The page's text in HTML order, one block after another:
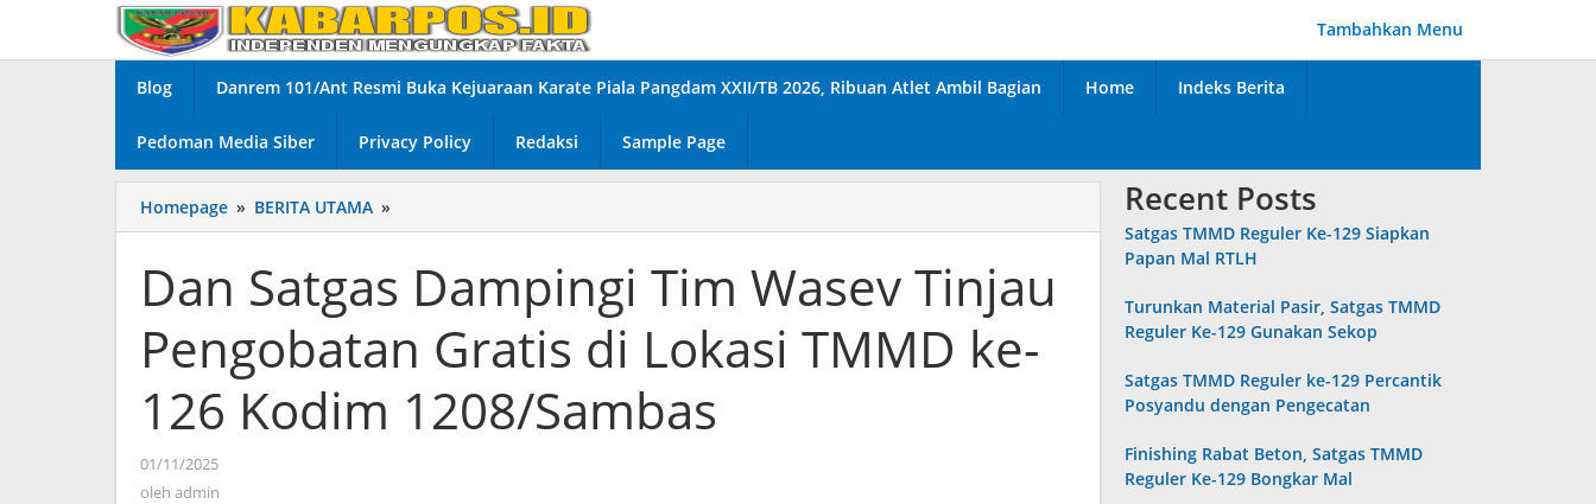
konten
Tambahkan Menu
Blog Danrem 101/Ant Resmi Buka Kejuaraan Karate Piala Pangdam XXII/TB 2026, Ribuan Atlet Ambil Bagian Home Indeks Berita
Pedoman Media Siber Privacy Policy Redaksi Sample Page
Homepage » BERITA UTAMA »
Satgas
Tim
Wasev
Tinjau
Pengobatan
di
Lokasi
Dan Satgas Dampingi Tim Wasev Tinjau
Pengobatan Gratis di Lokasi TMMD ke-
126 Kodim 1208/Sambas
01/11/2025
oleh admin
Recent Posts
Satgas TMMD Reguler Ke-129 Siapkan
Papan Mal RTLH
Turunkan Material Pasir, Satgas TMMD
Reguler Ke-129 Gunakan Sekop
Satgas TMMD Reguler ke-129 Percantik
Posyandu dengan Pengecatan
Finishing Rabat Beton, Satgas TMMD
Reguler Ke-129 Bongkar Mal